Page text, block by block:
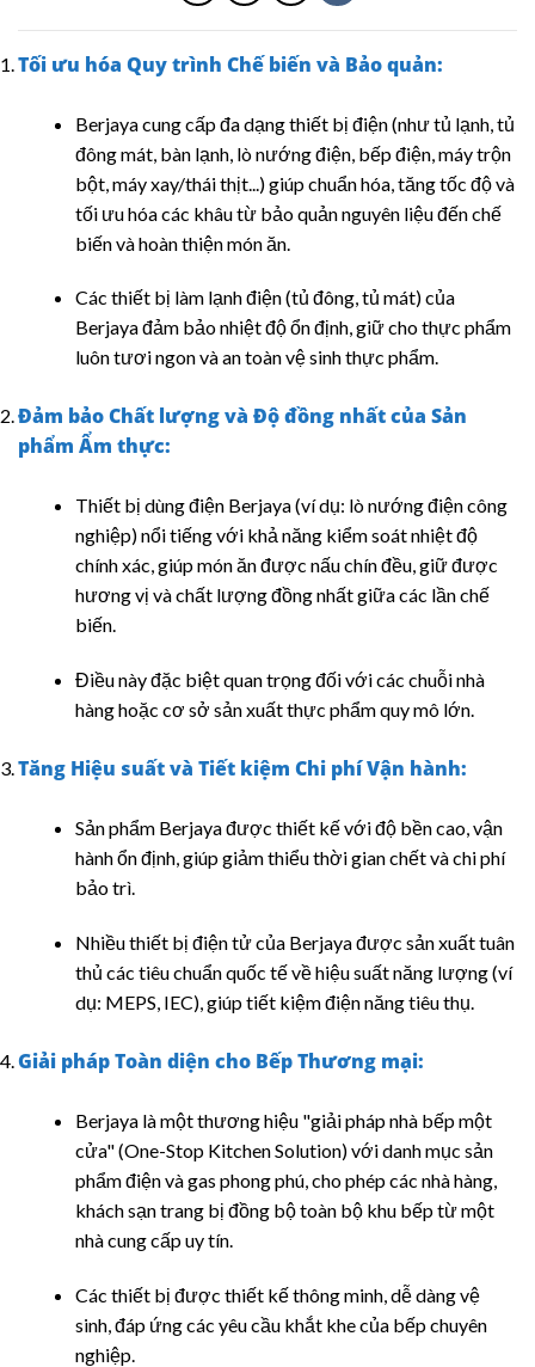
Tối ưu hóa Quy trình Chế biến và Bảo quản:
Berjaya cung cấp đa dạng thiết bị điện (như tủ lạnh, tủ
đông mát, bàn lạnh, lò nướng điện, bếp điện, máy trộn
bột, máy xay/thái thịt...) giúp chuẩn hóa, tăng tốc độ và
tối ưu hóa các khâu từ bảo quản nguyên liệu đến chế
biến và hoàn thiện món ăn.
Các thiết bị làm lạnh điện (tủ đông, tủ mát) của
Berjaya đảm bảo nhiệt độ ổn định, giữ cho thực phẩm
luôn tươi ngon và an toàn vệ sinh thực phẩm.
Đảm bảo Chất lượng và Độ đồng nhất của Sản
phẩm Ẩm thực:
Thiết bị dùng điện Berjaya (ví dụ: lò nướng điện công
nghiệp) nổi tiếng với khả năng kiểm soát nhiệt độ
chính xác, giúp món ăn được nấu chín đều, giữ được
hương vị và chất lượng đồng nhất giữa các lần chế
biến.
Điều này đặc biệt quan trọng đối với các chuỗi nhà
hàng hoặc cơ sở sản xuất thực phẩm quy mô lớn.
Tăng Hiệu suất và Tiết kiệm Chi phí Vận hành:
Sản phẩm Berjaya được thiết kế với độ bền cao, vận
hành ổn định, giúp giảm thiểu thời gian chết và chi phí
bảo trì.
Nhiều thiết bị điện tử của Berjaya được sản xuất tuân
thủ các tiêu chuẩn quốc tế về hiệu suất năng lượng (ví
dụ: MEPS, IEC), giúp tiết kiệm điện năng tiêu thụ.
Giải pháp Toàn diện cho Bếp Thương mại:
Berjaya là một thương hiệu "giải pháp nhà bếp một
cửa" (One-Stop Kitchen Solution) với danh mục sản
phẩm điện và gas phong phú, cho phép các nhà hàng,
khách sạn trang bị đồng bộ toàn bộ khu bếp từ một
nhà cung cấp uy tín.
Các thiết bị được thiết kế thông minh, dễ dàng vệ
sinh, đáp ứng các yêu cầu khắt khe của bếp chuyên
nghiệp.